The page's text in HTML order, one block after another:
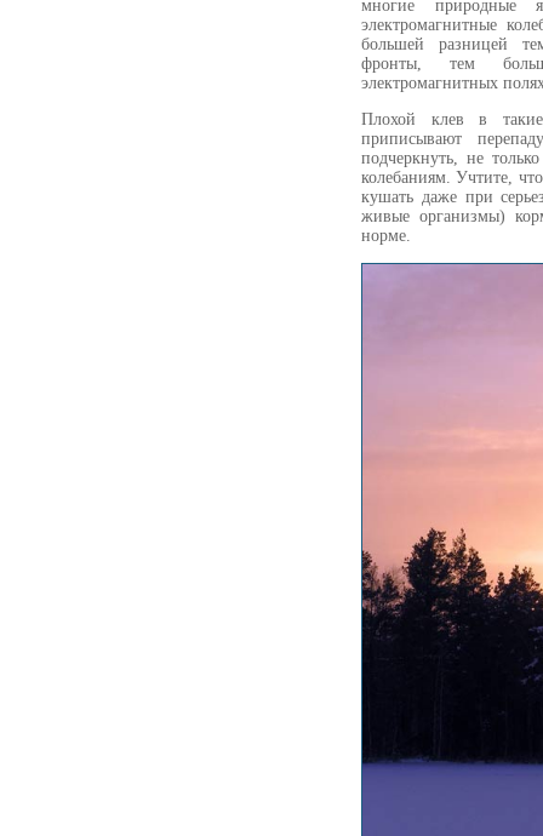
многие природные
электромагнитные
большей разницей
фронты, тем
электромагнитных
Плохой клев в
приписывают
подчеркнуть, не
колебаниям. Учтите,
кушать даже при
живые организмы)
норме.